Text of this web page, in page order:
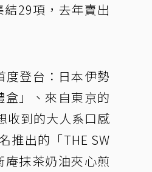
29項，去年賣出
度登台：日本伊勢
」、來自東京的
收到的大人系口感
推出的「THE SW
庵抹茶奶油夾心煎